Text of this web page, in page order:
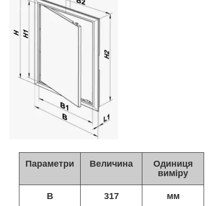
Параметри Величина
Одиниця
виміру
B 317 мм